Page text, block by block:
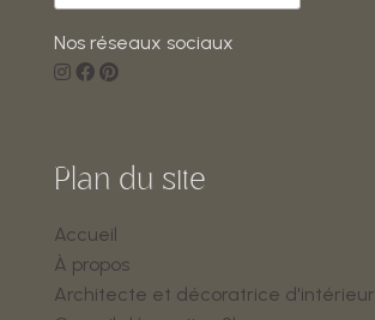
Nos réseaux sociaux
Plan du site
Accueil
À propos
Architecte et décoratrice d'intérieur